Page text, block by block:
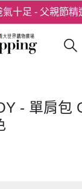
氣十足 - 父親節精
心愛你！七夕星選
- 單肩包